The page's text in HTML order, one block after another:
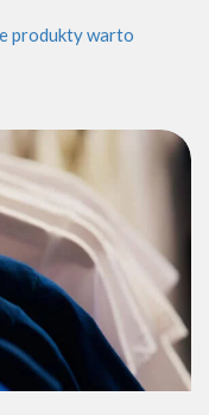
produkty warto